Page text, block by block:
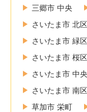
三郷市 中央
さいたま市 北
さいたま市 緑
さいたま市 桜
さいたま市 中
さいたま市 南
草加市 栄町